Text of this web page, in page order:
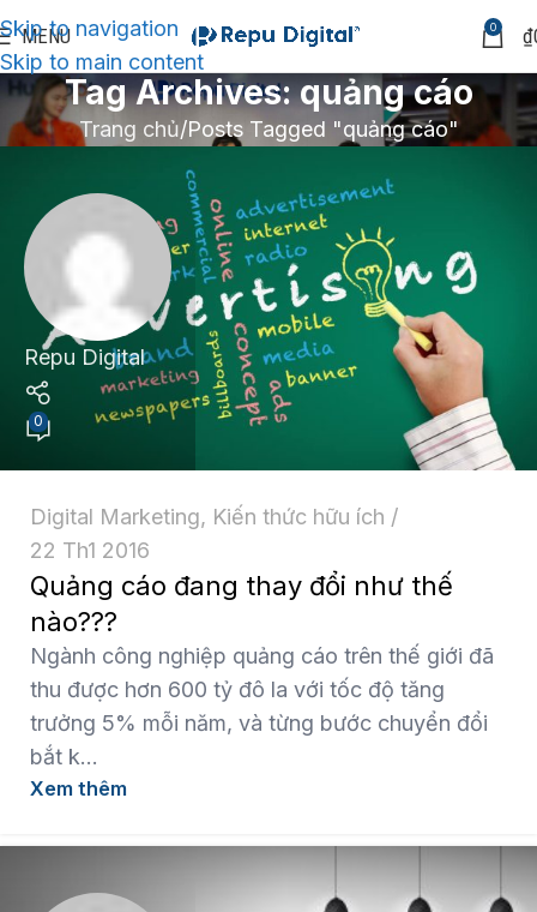
Skip to navigation
Skip to main content
MENU 0 ₫
Tag Archives: quảng cáo
Trang chủ Posts Tagged "quảng cáo"
Repu Digital
0
Digital Marketing, Kiến thức hữu ích
22 Th1 2016
Quảng cáo đang thay đổi như thế
nào???
Ngành công nghiệp quảng cáo trên thế giới đã
thu được hơn 600 tỷ đô la với tốc độ tăng
trưởng 5% mỗi năm, và từng bước chuyển đổi
bắt k...
Xem thêm